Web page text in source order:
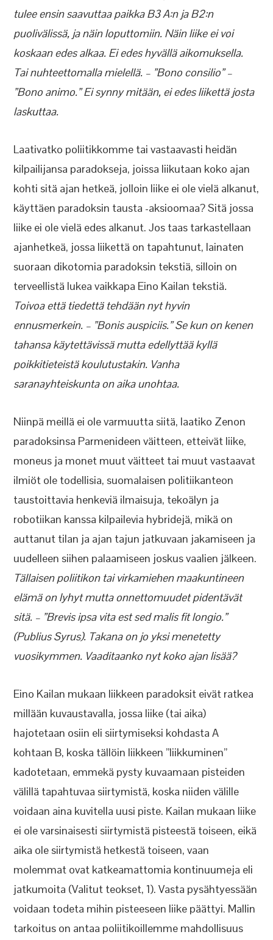
tulee ensin saavuttaa paikka B3 A:n ja B2:n
puolivälissä, ja näin loputtomiin. Näin liike ei voi
koskaan edes alkaa. Ei edes hyvällä aikomuksella.
Tai nuhteettomalla mielellä. – ”Bono consilio” –
”Bono animo.” Ei synny mitään, ei edes liikettä josta
laskuttaa.
Laativatko poliitikkomme tai vastaavasti heidän
kilpailijansa paradokseja, joissa liikutaan koko ajan
kohti sitä ajan hetkeä, jolloin liike ei ole vielä alkanut,
käyttäen paradoksin tausta -aksioomaa? Sitä jossa
liike ei ole vielä edes alkanut. Jos taas tarkastellaan
ajanhetkeä, jossa liikettä on tapahtunut, lainaten
suoraan dikotomia paradoksin tekstiä, silloin on
terveellistä lukea vaikkapa Eino Kailan tekstiä.
Toivoa että tiedettä tehdään nyt hyvin
ennusmerkein. – ”Bonis auspiciis.” Se kun on kenen
tahansa käytettävissä mutta edellyttää kyllä
poikkitieteistä koulutustakin. Vanha
saranayhteiskunta on aika unohtaa.
Niinpä meillä ei ole varmuutta siitä, laatiko Zenon
paradoksinsa Parmenideen väitteen, etteivät liike,
moneus ja monet muut väitteet tai muut vastaavat
ilmiöt ole todellisia, suomalaisen politiikanteon
taustoittavia henkeviä ilmaisuja, tekoälyn ja
robotiikan kanssa kilpailevia hybridejä, mikä on
auttanut tilan ja ajan tajun jatkuvaan jakamiseen ja
uudelleen siihen palaamiseen joskus vaalien jälkeen.
Tällaisen poliitikon tai virkamiehen maakuntineen
elämä on lyhyt mutta onnettomuudet pidentävät
sitä. – ”Brevis ipsa vita est sed malis fit longio.”
(Publius Syrus). Takana on jo yksi menetetty
vuosikymmen. Vaaditaanko nyt koko ajan lisää?
Eino Kailan mukaan liikkeen paradoksit eivät ratkea
millään kuvaustavalla, jossa liike (tai aika)
hajotetaan osiin eli siirtymiseksi kohdasta A
kohtaan B, koska tällöin liikkeen ”liikkuminen”
kadotetaan, emmekä pysty kuvaamaan pisteiden
välillä tapahtuvaa siirtymistä, koska niiden välille
voidaan aina kuvitella uusi piste. Kailan mukaan liike
ei ole varsinaisesti siirtymistä pisteestä toiseen, eikä
aika ole siirtymistä hetkestä toiseen, vaan
molemmat ovat katkeamattomia kontinuumeja eli
jatkumoita (Valitut teokset, 1). Vasta pysähtyessään
voidaan todeta mihin pisteeseen liike päättyi. Mallin
tarkoitus on antaa poliitikoillemme mahdollisuus